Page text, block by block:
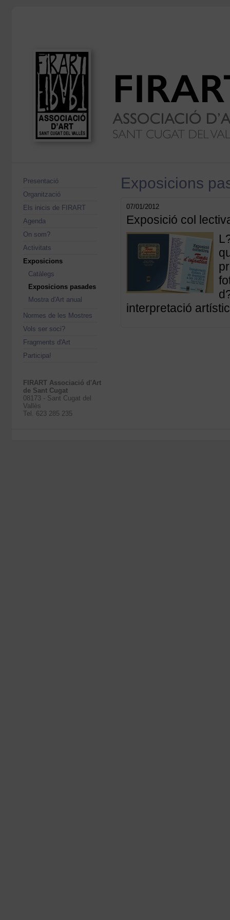
Presentació
Organització
Els inicis de FIRART
Agenda
On som?
Activitats
Exposicions
Catàlegs
Exposicions pasades
Mostra d'Art anual
Normes de les Mostres
Vols ser soci?
Fragments d'Art
Participa!
FIRART Associació d'Art
de Sant Cugat
08173 - Sant Cugat del
Vallès
Tel. 623 285 235
Exposicions
07/01/2012
Exposició col
interpretació